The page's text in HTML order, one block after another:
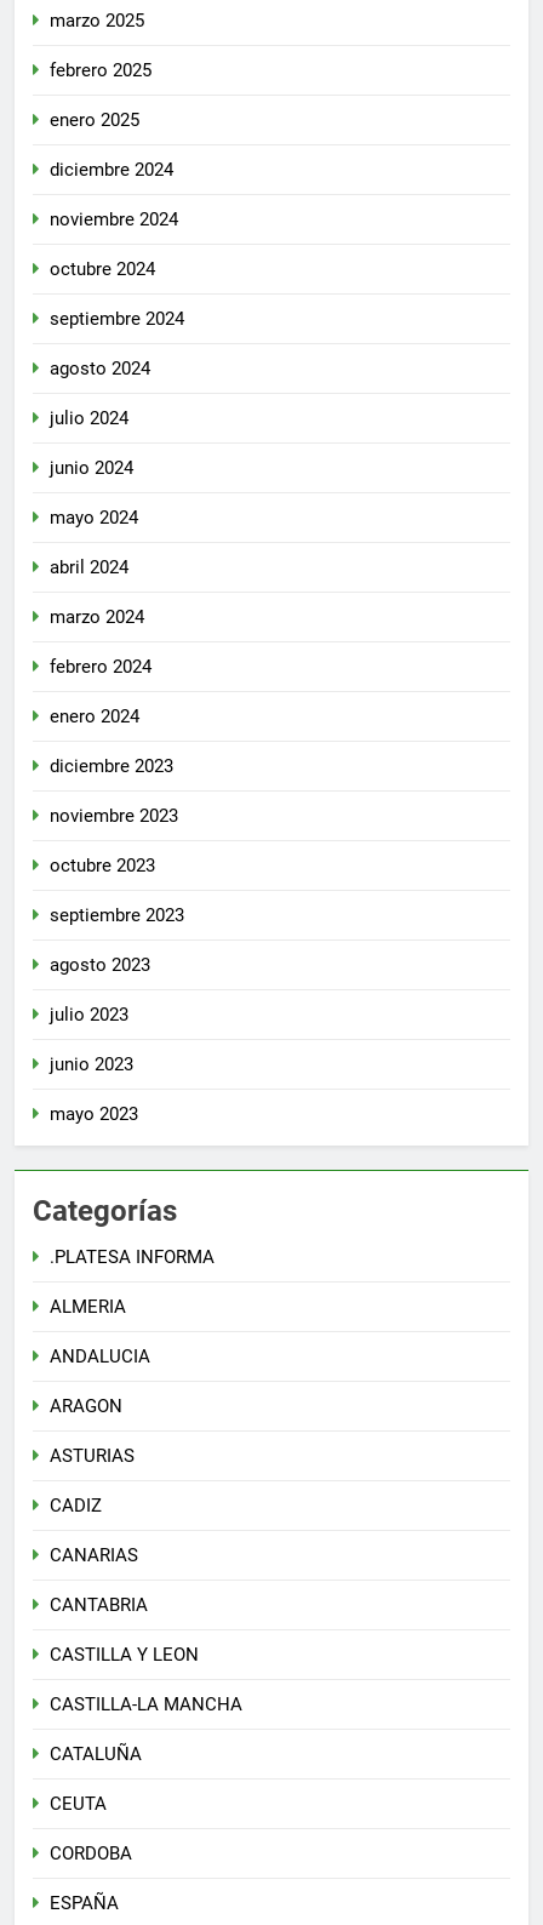
marzo 2025
febrero 2025
enero 2025
diciembre 2024
noviembre 2024
octubre 2024
septiembre 2024
agosto 2024
julio 2024
junio 2024
mayo 2024
abril 2024
marzo 2024
febrero 2024
enero 2024
diciembre 2023
noviembre 2023
octubre 2023
septiembre 2023
agosto 2023
julio 2023
junio 2023
mayo 2023
Categorías
.PLATESA INFORMA
ALMERIA
ANDALUCIA
ARAGON
ASTURIAS
CADIZ
CANARIAS
CANTABRIA
CASTILLA Y LEON
CASTILLA-LA MANCHA
CATALUÑA
CEUTA
CORDOBA
ESPAÑA